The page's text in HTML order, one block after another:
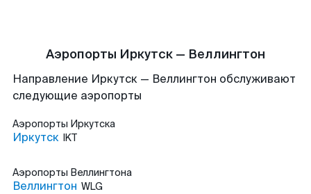
Аэропорты Иркутск — Веллингтон
Направление Иркутск — Веллингтон обслуживают
следующие аэропорты
Аэропорты Иркутска
Иркутск IKT
Аэропорты Веллингтона
Веллингтон WLG